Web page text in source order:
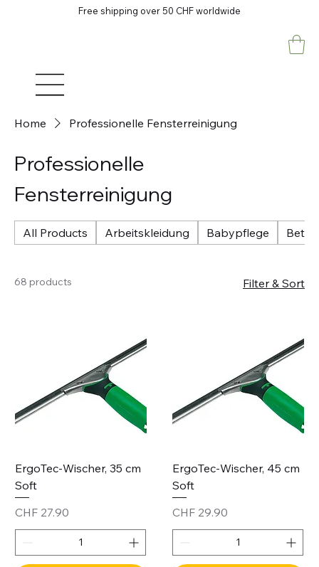
Free shipping over 50 CHF worldwide
Home Professionelle Fensterreinigung
Professionelle
Fensterreinigung
All Products Arbeitskleidung Babypflege
68 products Filter & Sort
ErgoTec-Wischer, 35 cm
Soft
Price
CHF 27.90
ErgoTec-Wischer, 45 cm
Soft
Price
CHF 29.90